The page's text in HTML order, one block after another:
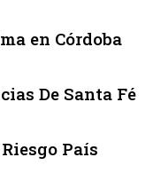
en Córdoba
De Santa Fé
Riesgo País